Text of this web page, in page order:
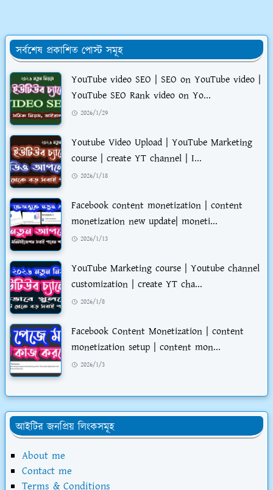
সর্বশেষ প্রকাশিত পোস্ট সমূহ
YouTube video SEO | SEO on YouTube video |
YouTube SEO Rank video on Yo...
2026/1/29
Youtube Video Upload | YouTube Marketing
course | create YT channel | I...
2026/1/18
Facebook content monetization | content
monetization new update| moneti...
2026/1/13
YouTube Marketing course | Youtube channel
customization | create YT cha...
2026/1/8
Facebook Content Monetization | content
monetization setup | content mon...
2026/1/3
আইটির জনপ্রিয় লিংকসমূহ
About me
Contact me
Terms & Conditions